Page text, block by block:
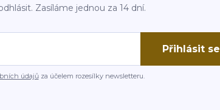
Zasíláme jednou za 14 dní.
Přihlásit se
údajůza účelem rozesílky newsletteru.